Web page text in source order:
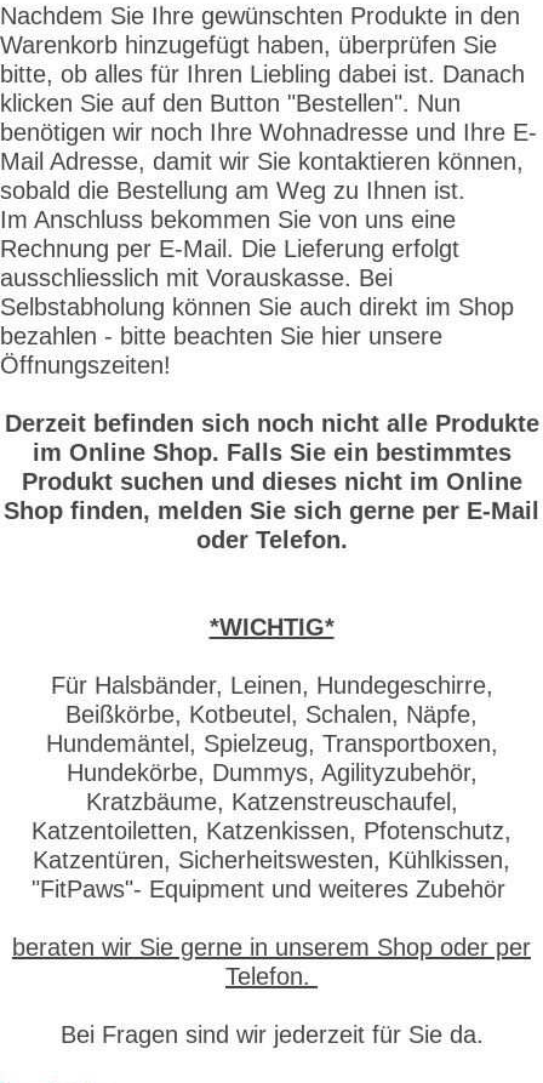
Nachdem Sie Ihre gewünschten Produkte in den
Warenkorb hinzugefügt haben, überprüfen Sie
bitte, ob alles für Ihren Liebling dabei ist. Danach
klicken Sie auf den Button "Bestellen". Nun
benötigen wir noch Ihre Wohnadresse und Ihre E-
Mail Adresse, damit wir Sie kontaktieren können,
sobald die Bestellung am Weg zu Ihnen ist.
Im Anschluss bekommen Sie von uns eine
Rechnung per E-Mail. Die Lieferung erfolgt
ausschliesslich mit Vorauskasse. Bei
Selbstabholung können Sie auch direkt im Shop
bezahlen - bitte beachten Sie hier unsere
Öffnungszeiten!
Derzeit befinden sich noch nicht alle Produkte
im Online Shop. Falls Sie ein bestimmtes
Produkt suchen und dieses nicht im Online
Shop finden, melden Sie sich gerne per E-Mail
oder Telefon.
*WICHTIG*
Für Halsbänder, Leinen, Hundegeschirre,
Beißkörbe, Kotbeutel, Schalen, Näpfe,
Hundemäntel, Spielzeug, Transportboxen,
Hundekörbe, Dummys, Agilityzubehör,
Kratzbäume, Katzenstreuschaufel,
Katzentoiletten, Katzenkissen, Pfotenschutz,
Katzentüren, Sicherheitswesten, Kühlkissen,
"FitPaws"- Equipment und weiteres Zubehör
beraten wir Sie gerne in unserem Shop oder per
Telefon.
Bei Fragen sind wir jederzeit für Sie da.